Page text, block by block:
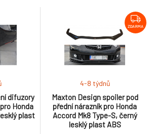
difuzory
Honda
plast
ZDARMA
Maxton Design spoiler pod
přední nárazník pro Honda
Accord Mk8 Type-S, černý
lesklý plast ABS
4-8 týdnů